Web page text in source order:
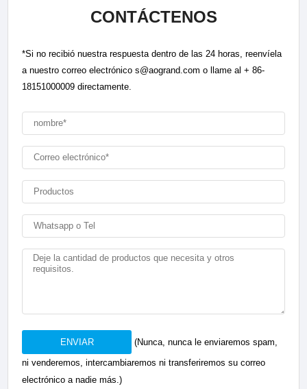
CONTÁCTENOS
*Si no recibió nuestra respuesta dentro de las 24 horas, reenvíela
a nuestro correo electrónico s@aogrand.com o llame al + 86-
18151000009 directamente.
ENVIAR
(Nunca, nunca le enviaremos spam,
ni venderemos, intercambiaremos ni transferiremos su correo
electrónico a nadie más.)